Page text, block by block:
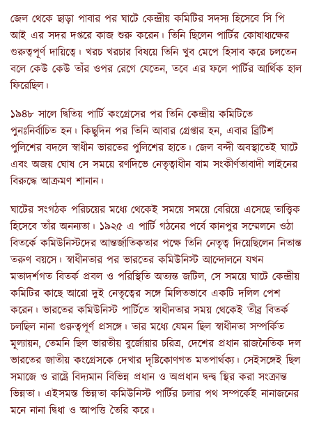
জেল থেকে ছাড়া পাবার পর ঘাটে কেন্দ্রীয় কমিটির সদস্য হিসেবে সি পি
আই এর সদর দপ্তরে কাজ শুরু করেন। তিনি ছিলেন পার্টির কোষাধ্যক্ষের
গুরুত্বপূর্ণ দায়িত্বে। খরচ খরচার বিষয়ে তিনি খুব মেপে হিসাব করে চলতেন
বলে কেউ কেউ তাঁর ওপর রেগে যেতেন, তবে এর ফলে পার্টির আর্থিক হাল
ফিরেছিল।
১৯৪৮ সালে দ্বিতিয় পার্টি কংগ্রেসের পর তিনি কেন্দ্রীয় কমিটিতে
পুনঃনির্বাচিত হন। কিছুদিন পর তিনি আবার গ্রেপ্তার হন, এবার ব্রিটিশ
পুলিশের বদলে স্বাধীন ভারতের পুলিশের হাতে। জেল বন্দী অবস্থাতেই ঘাটে
এবং অজয় ঘোষ সে সময়ে রণদিভে নেতৃত্বাধীন বাম সংকীর্ণতাবাদী লাইনের
বিরুদ্ধে আক্রমণ শানান।
ঘাটের সংগঠক পরিচয়ের মধ্যে থেকেই সময়ে সময়ে বেরিয়ে এসেছে তাত্ত্বিক
হিসেবে তাঁর অনন্যতা। ১৯২৫ এ পার্টি গঠনের পর্বে কানপুর সম্মেলনে ওঠা
বিতর্কে কমিউনিস্টদের আন্তর্জাতিকতার পক্ষে তিনি নেতৃত্ব দিয়েছিলেন নিতান্ত
তরুণ বয়সে। স্বাধীনতার পর ভারতের কমিউনিস্ট আন্দোলনে যখন
মতাদর্শগত বিতর্ক প্রবল ও পরিস্থিতি অত্যন্ত জটিল, সে সময়ে ঘাটে কেন্দ্রীয়
কমিটির কাছে আরো দুই নেতৃত্বের সঙ্গে মিলিতভাবে একটি দলিল পেশ
করেন। ভারতের কমিউনিস্ট পার্টিতে স্বাধীনতার সময় থেকেই তীব্র বিতর্ক
চলছিল নানা গুরুত্বপূর্ণ প্রসঙ্গে। তার মধ্যে যেমন ছিল স্বাধীনতা সম্পর্কিত
মূল্যায়ন, তেমনি ছিল ভারতীয় বুর্জোয়ার চরিত্র, দেশের প্রধান রাজনৈতিক দল
ভারতের জাতীয় কংগ্রেসকে দেখার দৃষ্টিকোণগত মতপার্থক্য। সেইসঙ্গেই ছিল
সমাজে ও রাষ্ট্রে বিদ্যমান বিভিন্ন প্রধান ও অপ্রধান দ্বন্দ্ব স্থির করা সংক্রান্ত
ভিন্নতা। এইসমস্ত ভিন্নতা কমিউনিস্ট পার্টির চলার পথ সম্পর্কেই নানাজনের
মনে নানা দ্বিধা ও আপত্তি তৈরি করে।